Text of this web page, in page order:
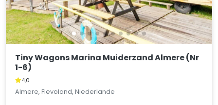
Tiny Wagons Marina Muiderzand Almere (Nr
1-6)
4,0
Almere, Flevoland, Niederlande